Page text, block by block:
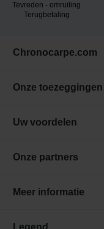
Tevreden - omruiling
Terugbetaling
Chronocarpe.com
Onze toezeggingen
Uw voordelen
Onze partners
Meer informatie